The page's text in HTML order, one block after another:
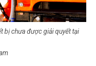
bị chưa được giải quyết tại